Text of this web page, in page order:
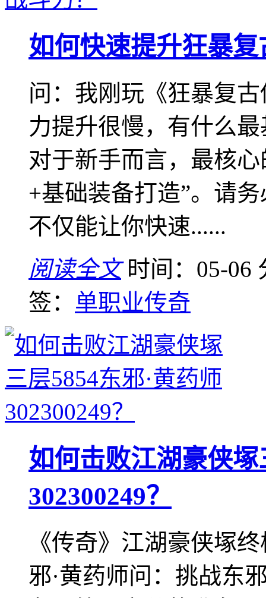
如何快速提升狂暴
问：我刚玩《狂暴复
力提升很慢，有什么
对于新手而言，最核
+基础装备打造”。请
不仅能让你快速......
阅读全文 时间：05-06
签： 单职业传奇
如何击败江湖豪侠塚
302300249？
《传奇》江湖豪侠塚
邪·黄药师问：挑战东